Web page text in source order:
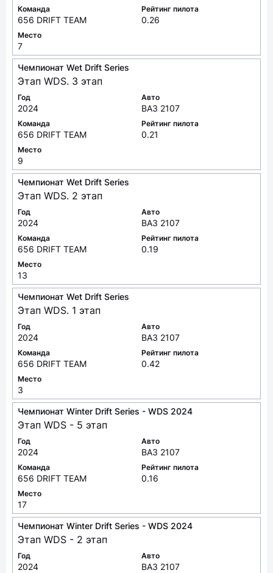
Команда
656 DRIFT TEAM
Рейтинг пилота
0.26
Место
7
Чемпионат Wet Drift Series
Этап WDS. 3 этап
Год
2024
Авто
ВАЗ 2107
Команда
656 DRIFT TEAM
Рейтинг пилота
0.21
Место
9
Чемпионат Wet Drift Series
Этап WDS. 2 этап
Год
2024
Авто
ВАЗ 2107
Команда
656 DRIFT TEAM
Рейтинг пилота
0.19
Место
13
Чемпионат Wet Drift Series
Этап WDS. 1 этап
Год
2024
Авто
ВАЗ 2107
Команда
656 DRIFT TEAM
Рейтинг пилота
0.42
Место
3
Чемпионат Winter Drift Series - WDS 2024
Этап WDS - 5 этап
Год
2024
Авто
ВАЗ 2107
Команда
656 DRIFT TEAM
Рейтинг пилота
0.16
Место
17
Чемпионат Winter Drift Series - WDS 2024
Этап WDS - 2 этап
Год
2024
Авто
ВАЗ 2107